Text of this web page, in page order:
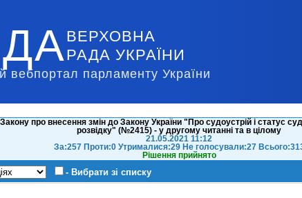
ВЕРХОВНА
РАДА УКРАЇНИ
вебпортал парламенту України
про внесення змін до Закону України "Про судоустрій і статус
розвідку" (№2415) - у другому читанні та в цілому
21.05.2021 11:12
За:257 Проти:0 Утрималися:29 Не голосували:27
Рішення прийнято
- Вибрати зі списку